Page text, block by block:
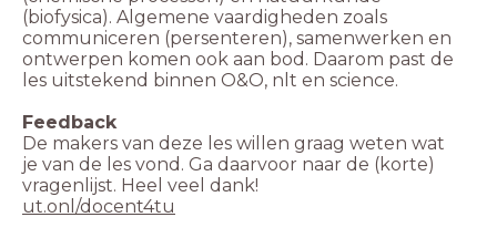
(biofysica). Algemene vaardigheden zoals
communiceren (persenteren), samenwerken en
ontwerpen komen ook aan bod. Daarom past de
les uitstekend binnen O&O, nlt en science.
De makers van deze les willen graag weten wat
je van de les vond. Ga daarvoor naar de (korte)
ut.onl/docent4tu